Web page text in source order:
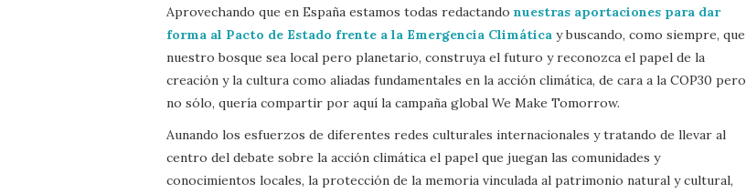
Aprovechando que en España estamos todas redactando nuestras aportaciones para dar
forma al Pacto de Estado frente a la Emergencia Climática y buscando, como siempre, que
nuestro bosque sea local pero planetario, construya el futuro y reconozca el papel de la
creación y la cultura como aliadas fundamentales en la acción climática, de cara a la COP30 pero
no sólo, quería compartir por aquí la campaña global We Make Tomorrow.
Aunando los esfuerzos de diferentes redes culturales internacionales y tratando de llevar al
centro del debate sobre la acción climática el papel que juegan las comunidades y
conocimientos locales, la protección de la memoria vinculada al patrimonio natural y cultural,